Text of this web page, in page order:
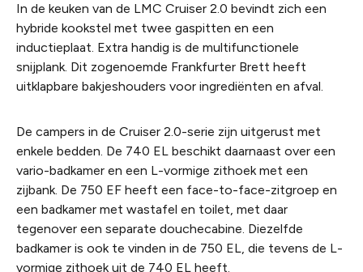
In de keuken van de LMC Cruiser 2.0 bevindt zich een
hybride kookstel met twee gaspitten en een
inductieplaat. Extra handig is de multifunctionele
snijplank. Dit zogenoemde Frankfurter Brett heeft
uitklapbare bakjeshouders voor ingrediënten en afval.
De campers in de Cruiser 2.0-serie zijn uitgerust met
enkele bedden. De 740 EL beschikt daarnaast over een
vario-badkamer en een L-vormige zithoek met een
zijbank. De 750 EF heeft een face-to-face-zitgroep en
een badkamer met wastafel en toilet, met daar
tegenover een separate douchecabine. Diezelfde
badkamer is ook te vinden in de 750 EL, die tevens de L-
vormige zithoek uit de 740 EL heeft.